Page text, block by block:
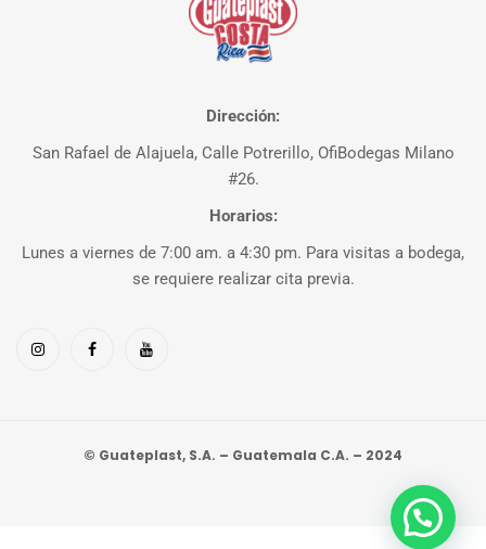
Dirección:
San Rafael de Alajuela, Calle Potrerillo, OfiBodegas Milano
#26.
Horarios:
Lunes a viernes de 7:00 am. a 4:30 pm. Para visitas a bodega,
se requiere realizar cita previa.
© Guateplast, S.A. – Guatemala C.A. – 2024